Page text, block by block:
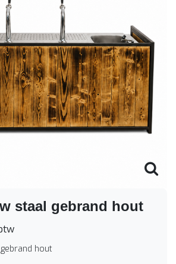
staal gebrand hout
hout